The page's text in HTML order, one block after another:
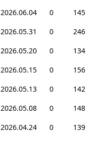
2026.06.04 0
145
2026.05.31 0
246
2026.05.20 0
134
2026.05.15 0
156
2026.05.13 0
142
2026.05.08 0
148
2026.04.24 0
139